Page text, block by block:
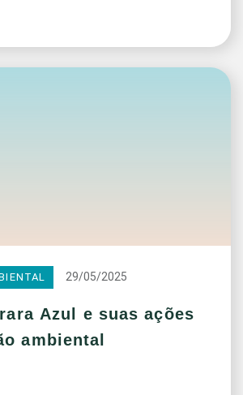
29/05/2025
Azul e suas ações
ambiental